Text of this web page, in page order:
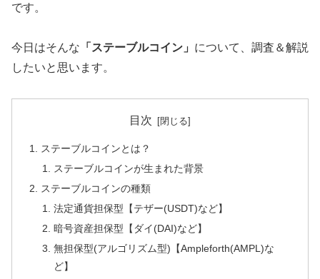
です。
今日はそんな 「ステーブルコイン」 について、調査＆解説
したいと思います。
目次
ステーブルコインとは？
ステーブルコインが生まれた背景
ステーブルコインの種類
法定通貨担保型【テザー(USDT)など】
暗号資産担保型【ダイ(DAI)など】
無担保型(アルゴリズム型)【Ampleforth(AMPL)な
ど】